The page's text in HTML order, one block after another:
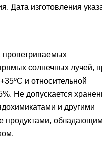
Дата изготовления
проветриваемых
солнечных лучей,
и относительной
Не допускается
и другими
продуктами,